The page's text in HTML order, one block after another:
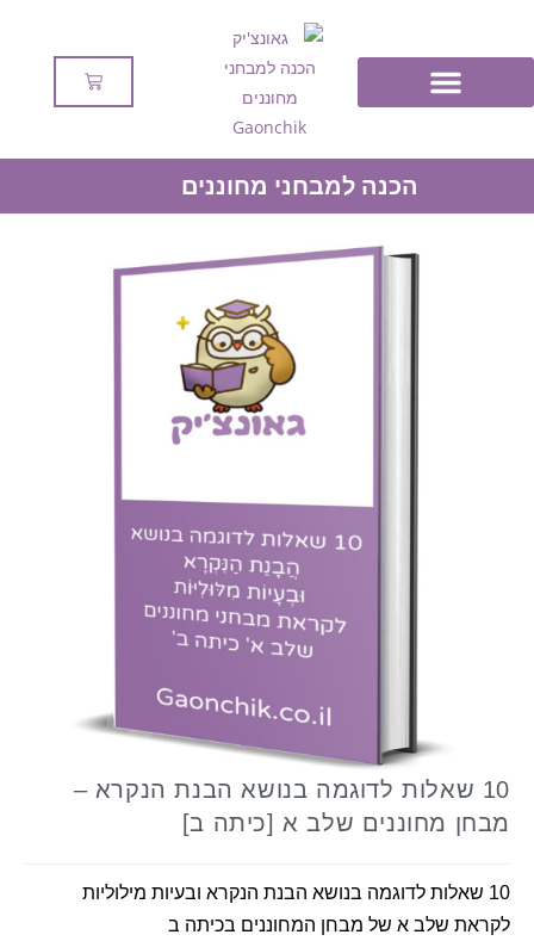
הכנה למבחני מחוננים
10 שאלות לדוגמה בנושא הבנת הנקרא –
מבחן מחוננים שלב א [כיתה ב]
10 שאלות לדוגמה בנושא הבנת הנקרא ובעיות מילוליות
לקראת שלב א של מבחן המחוננים בכיתה ב